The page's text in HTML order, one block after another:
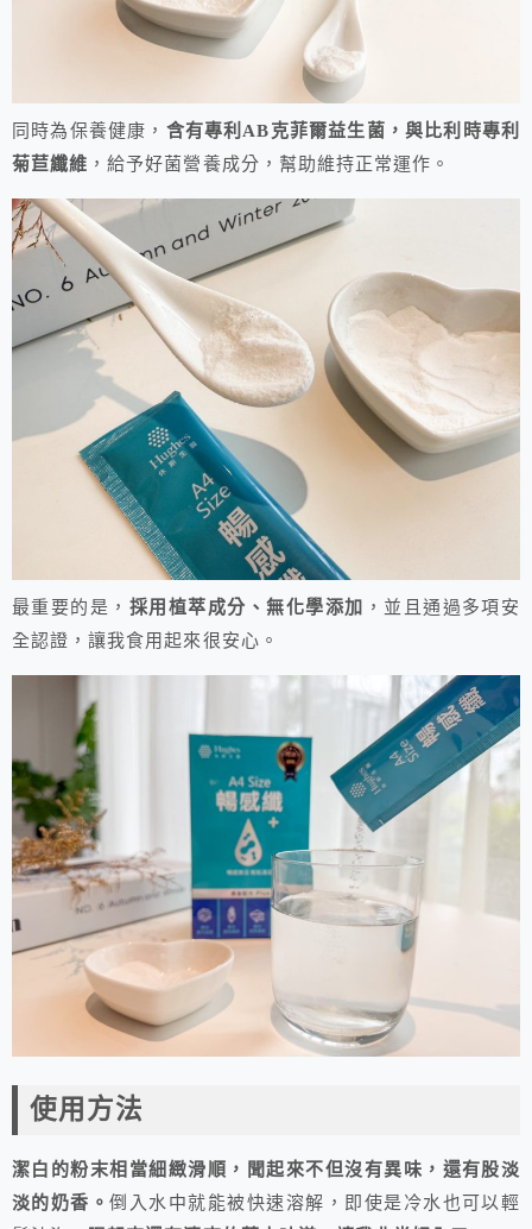
同時為保養健康， 含有專利AB克菲爾益生菌，與比利時專利
菊苣纖維 ，給予好菌營養成分，幫助維持正常運作。
最重要的是， 採用植萃成分、無化學添加
，並且通過多項安
全認證，讓我食用起來很安心。
使用方法
潔白的粉末相當細緻滑順，聞起來不但沒有異味，還有股淡
淡的奶香。倒入水中就能被快速溶解，即使是冷水也可以輕